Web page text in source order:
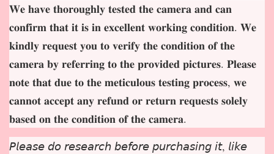
𝐖𝐞 𝐡𝐚𝐯𝐞 𝐭𝐡𝐨𝐫𝐨𝐮𝐠𝐡𝐥𝐲 𝐭𝐞𝐬𝐭𝐞𝐝 𝐭𝐡𝐞 𝐜𝐚𝐦𝐞𝐫𝐚 𝐚𝐧𝐝 𝐜𝐚𝐧
𝐜𝐨𝐧𝐟𝐢𝐫𝐦 𝐭𝐡𝐚𝐭 𝐢𝐭 𝐢𝐬 𝐢𝐧 𝐞𝐱𝐜𝐞𝐥𝐥𝐞𝐧𝐭 𝐰𝐨𝐫𝐤𝐢𝐧𝐠 𝐜𝐨𝐧𝐝𝐢𝐭𝐢𝐨𝐧. 𝐖𝐞
𝐤𝐢𝐧𝐝𝐥𝐲 𝐫𝐞𝐪𝐮𝐞𝐬𝐭 𝐲𝐨𝐮 𝐭𝐨 𝐯𝐞𝐫𝐢𝐟𝐲 𝐭𝐡𝐞 𝐜𝐨𝐧𝐝𝐢𝐭𝐢𝐨𝐧 𝐨𝐟 𝐭𝐡𝐞
𝐜𝐚𝐦𝐞𝐫𝐚 𝐛𝐲 𝐫𝐞𝐟𝐞𝐫𝐫𝐢𝐧𝐠 𝐭𝐨 𝐭𝐡𝐞 𝐩𝐫𝐨𝐯𝐢𝐝𝐞𝐝 𝐩𝐢𝐜𝐭𝐮𝐫𝐞𝐬. 𝐏𝐥𝐞𝐚𝐬𝐞
𝐧𝐨𝐭𝐞 𝐭𝐡𝐚𝐭 𝐝𝐮𝐞 𝐭𝐨 𝐭𝐡𝐞 𝐦𝐞𝐭𝐢𝐜𝐮𝐥𝐨𝐮𝐬 𝐭𝐞𝐬𝐭𝐢𝐧𝐠 𝐩𝐫𝐨𝐜𝐞𝐬𝐬, 𝐰𝐞
𝐜𝐚𝐧𝐧𝐨𝐭 𝐚𝐜𝐜𝐞𝐩𝐭 𝐚𝐧𝐲 𝐫𝐞𝐟𝐮𝐧𝐝 𝐨𝐫 𝐫𝐞𝐭𝐮𝐫𝐧 𝐫𝐞𝐪𝐮𝐞𝐬𝐭𝐬 𝐬𝐨𝐥𝐞𝐥𝐲
𝐛𝐚𝐬𝐞𝐝 𝐨𝐧 𝐭𝐡𝐞 𝐜𝐨𝐧𝐝𝐢𝐭𝐢𝐨𝐧 𝐨𝐟 𝐭𝐡𝐞 𝐜𝐚𝐦𝐞𝐫𝐚.
𝘗𝘭𝘦𝘢𝘴𝘦 𝘥𝘰 𝘳𝘦𝘴𝘦𝘢𝘳𝘤𝘩 𝘣𝘦𝘧𝘰𝘳𝘦 𝘱𝘶𝘳𝘤𝘩𝘢𝘴𝘪𝘯𝘨 𝘪𝘵, 𝘭𝘪𝘬𝘦